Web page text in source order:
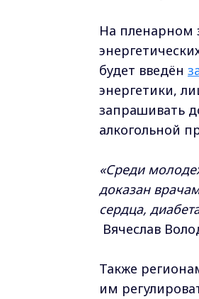
На пленарном
будет введён
энергетики,
запрашивать
алкогольной
«Среди
доказан
сердца,
Вячеслав
Также
им